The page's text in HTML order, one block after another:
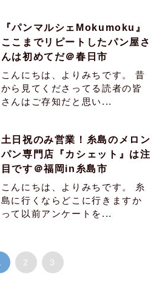
『パンマルシェMokumoku』
ここまでリピートしたパン屋さ
んは初めてだ＠春日市
こんにちは、よりみちです。 昔
から見てくださってる読者の皆
さんはご存知だと思い...
土日祝のみ営業！糸島のメロン
パン専門店『カシェット』は注
目です＠福岡in糸島市
こんにちは、よりみちです。 糸
島に行くならどこに行きますか
って以前アンケートを...
2 3